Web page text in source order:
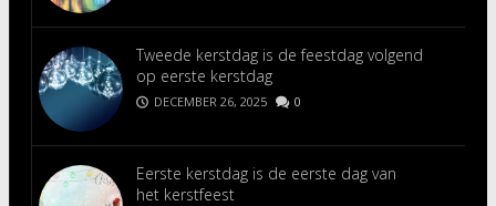
Tweede kerstdag is de feestdag volgend
op eerste kerstdag
DECEMBER 26, 2025 0
Eerste kerstdag is de eerste dag van
het kerstfeest